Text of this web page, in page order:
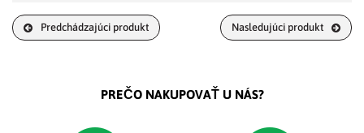
Predchádzajúci produkt Nasledujúci produkt
PREČO NAKUPOVAŤ U NÁS?